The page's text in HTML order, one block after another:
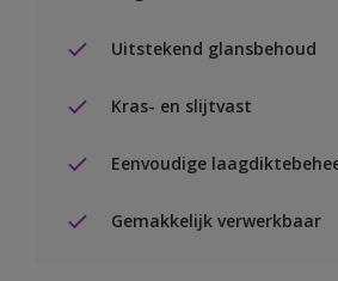
Uitstekend glansbehoud
Kras- en slijtvast
Eenvoudige
Gemakkelijk verwerkbaar